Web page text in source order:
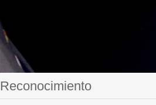
Reconocimiento